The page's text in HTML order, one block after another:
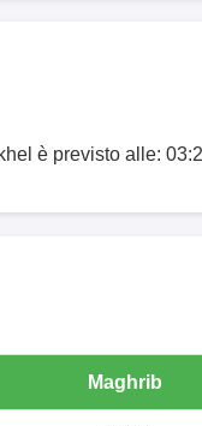
è previsto alle:
Maghrib